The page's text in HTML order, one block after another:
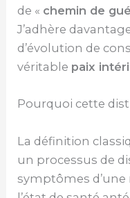
de « chemin de
J’adhère
d’évolution de
véritable paix
Pourquoi cette
La définition
un processus de
symptômes d’une